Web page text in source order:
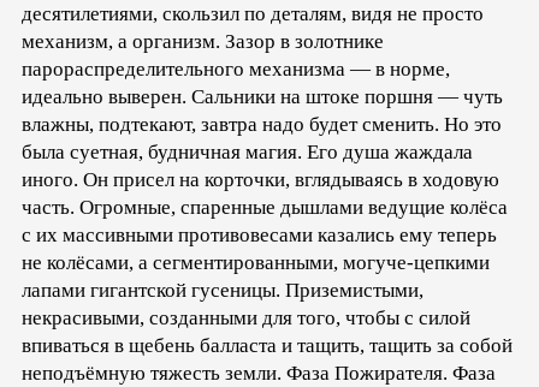
десятилетиями, скользил по деталям, видя не просто
механизм, а организм. Зазор в золотнике
парораспределительного механизма — в норме,
идеально выверен. Сальники на штоке поршня — чуть
влажны, подтекают, завтра надо будет сменить. Но это
была суетная, будничная магия. Его душа жаждала
иного. Он присел на корточки, вглядываясь в ходовую
часть. Огромные, спаренные дышлами ведущие колёса
с их массивными противовесами казались ему теперь
не колёсами, а сегментированными, могуче-цепкими
лапами гигантской гусеницы. Приземистыми,
некрасивыми, созданными для того, чтобы с силой
впиваться в щебень балласта и тащить, тащить за собой
неподъёмную тяжесть земли. Фаза Пожирателя. Фаза